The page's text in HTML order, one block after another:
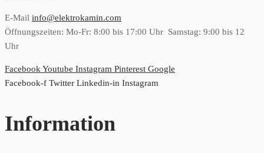
E-Mail info@elektrokamin.com
Öffnungszeiten: Mo-Fr: 8:00 bis 17:00 Uhr Samstag: 9:00 bis 12
Uhr
Facebook Youtube Instagram Pinterest Google
Facebook-f Twitter Linkedin-in Instagram
Information